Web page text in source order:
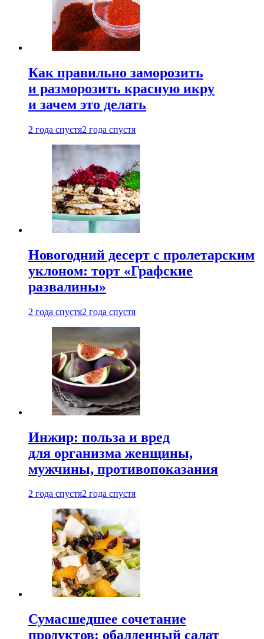
Как правильно заморозить
и разморозить красную икру
и зачем это делать
2 года спустя2 года спустя
Новогодний десерт с пролетарским
уклоном: торт «Графские
развалины»
2 года спустя2 года спустя
Инжир: польза и вред
для организма женщины,
мужчины, противопоказания
2 года спустя2 года спустя
Сумасшедшее сочетание
продуктов: обалденный салат